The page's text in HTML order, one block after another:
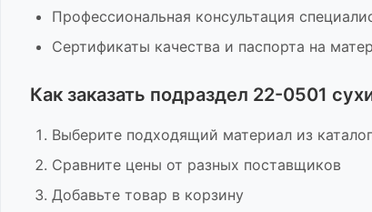
Профессиональная консультация
Сертификаты качества и паспорта на
Как заказать подраздел 22-0501
Выберите подходящий материал из
Сравните цены от разных поставщиков
Добавьте товар в корзину